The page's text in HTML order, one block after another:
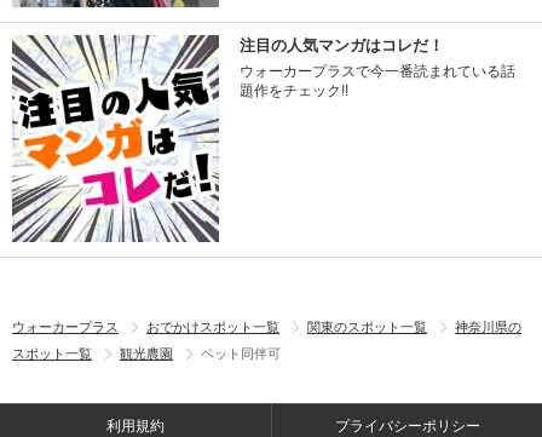
注目の人気マンガはコレだ！
ウォーカープラスで今一番読まれている話
題作をチェック!!
ウォーカープラス おでかけスポット一覧 関東のスポット一覧
神奈川県の
スポット一覧
観光農園 ペット同伴可
利用規約 プライバシーポリシー